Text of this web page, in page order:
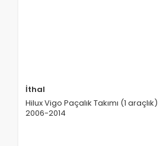
İthal
Hilux Vigo Paçalık Takımı (1 araçlık)
2006-2014